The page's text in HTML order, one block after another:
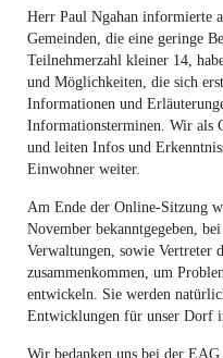
Herr Paul Ngahan informierte
Gemeinden, die eine geringe
Teilnehmerzahl kleiner 14,
und Möglichkeiten, die sich
Informationen und
Informationsterminen. Wir als
und leiten Infos und
Einwohner weiter.
Am Ende der Online-Sitzung
November bekanntgegeben,
Verwaltungen, sowie Vertreter
zusammenkommen, um
entwickeln. Sie werden
Entwicklungen für unser Dorf
Wir bedanken uns bei der